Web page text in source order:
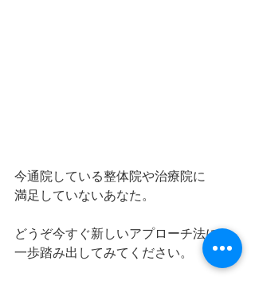
今通院している整体院や治療院に
満足していないあなた。
どうぞ今すぐ新しいアプローチ法に
一歩踏み出してみてください。